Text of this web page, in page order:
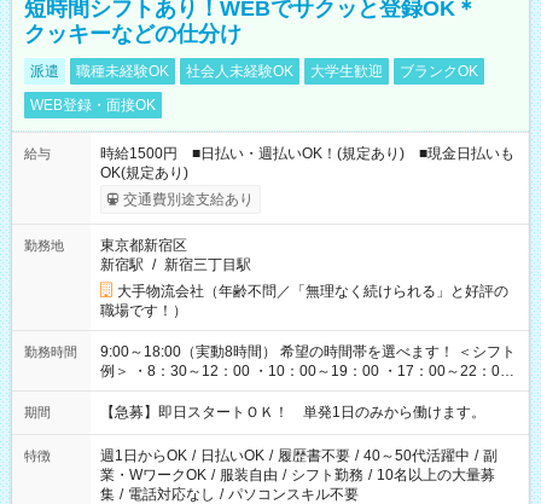
短時間シフトあり！WEBでサクッと登録OK＊
クッキーなどの仕分け
派遣 職種未経験OK 社会人未経験OK 大学生歓迎
ブランクOK
WEB登録・面接OK
給与
時給1500円 ■日払い・週払いOK！(規定あり) ■現金日払いも
OK(規定あり)
交通費別途支給あり
勤務地
東京都新宿区
新宿駅 / 新宿三丁目駅
大手物流会社（年齢不問／「無理なく続けられる」と好評の
職場です！）
勤務時間
9:00～18:00（実動8時間） 希望の時間帯を選べます！ ＜シフト
例＞ ・8：30～12：00 ・10：00～19：00 ・17：00～22：00
・13：00～22：00 ・22：00～翌6：00 など
期間 【急募】即日スタートＯＫ！ 単発1日のみから働けます。
特徴 週1日からOK / 日払いOK / 履歴書不要 / 40～50代活躍中 / 副
業・WワークOK / 服装自由 / シフト勤務 / 10名以上の大量募
集 / 電話対応なし / パソコンスキル不要